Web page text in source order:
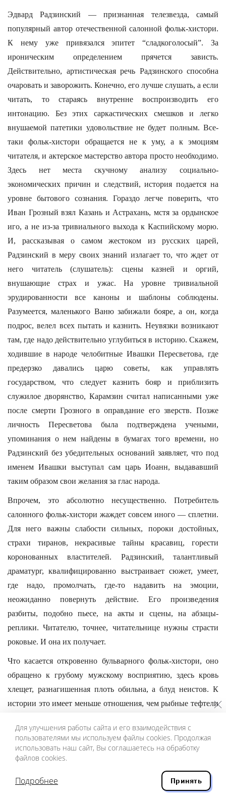
Эдвард Радзинский — признанная телезвезда, самый
популярный автор отечественной салонной фольк-хистори.
К нему уже привязался эпитет “сладкоголосый”. За
ироническим определением прячется зависть.
Действительно, артистическая речь Радзинского способна
очаровать и заворожить. Конечно, его лучше слушать, а если
читать, то стараясь внутренне воспроизводить его
интонацию. Без этих саркастических смешков и легко
внушаемой патетики удовольствие не будет полным. Все-
таки фольк-хистори обращается не к уму, а к эмоциям
читателя, и актерское мастерство автора просто необходимо.
Здесь нет места скучному анализу социально-
экономических причин и следствий, история подается на
уровне бытового сознания. Гораздо легче поверить, что
Иван Грозный взял Казань и Астрахань, мстя за ордынское
иго, а не из-за тривиального выхода к Каспийскому морю.
И, рассказывая о самом жестоком из русских царей,
Радзинский в меру своих знаний излагает то, что ждет от
него читатель (слушатель): сцены казней и оргий,
внушающие страх и ужас. На уровне тривиальной
эрудированности все каноны и шаблоны соблюдены.
Разумеется, маленького Ваню забижали бояре, а он, когда
подрос, велел всех пытать и казнить. Неувязки возникают
там, где надо действительно углубиться в историю. Скажем,
ходившие в народе челобитные Ивашки Пересветова, где
предерзко давались царю советы, как управлять
государством, что следует казнить бояр и приблизить
служилое дворянство, Карамзин считал написанными уже
после смерти Грозного в оправдание его зверств. Позже
личность Пересветова была подтверждена учеными,
упоминания о нем найдены в бумагах того времени, но
Радзинский без убедительных оснований заявляет, что под
именем Ивашки выступал сам царь Иоанн, выдававший
таким образом свои желания за глас народа.
Впрочем, это абсолютно несущественно. Потребитель
салонного фольк-хистори жаждет совсем иного — сплетни.
Для него важны слабости сильных, пороки достойных,
страхи тиранов, некрасивые тайны красавиц, горести
коронованных властителей. Радзинский, талантливый
драматург, квалифицированно выстраивает сюжет, умеет,
где надо, промолчать, где-то надавить на эмоции,
неожиданно повернуть действие. Его произведения
разбиты, подобно пьесе, на акты и сцены, на абзацы-
реплики. Читателю, точнее, читательнице нужны страсти
роковые. И она их получает.
Что касается откровенно бульварного фольк-хистори, оно
обращено к грубому мужскому восприятию, здесь кровь
хлещет, разнагишенная плоть обильна, а блуд неистов. К
истории это имеет меньше отношения, чем рыбные тефтели
Издательство “АСТ-Пресс”, вообще специализирующееся
на дубовом масскульте, выпустило колоритнейший образец
подобной продукции — роман Евгения Сухова “Жестокая
любовь государя”. Сам Сухов — фигура легендарная, автор
целого цикла бандитских романов о героическом воре в
Для улучшения работы сайта и его взаимодействия с
пользователями мы используем файлы cookies. Продолжая
использовать наш сайт, Вы соглашаетесь на обработку
файлов cookies.
Подробнее Принять